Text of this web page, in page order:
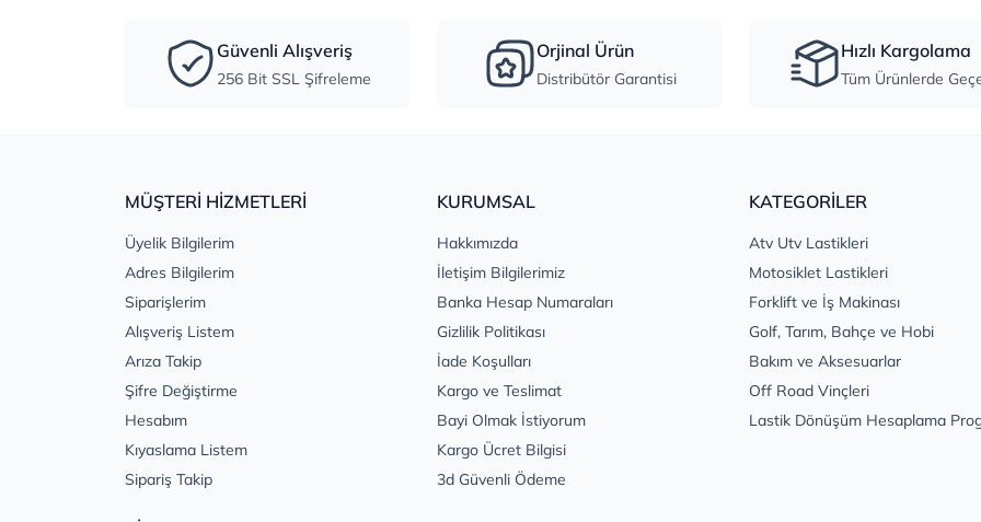
Güvenli Alışveriş
256 Bit SSL Şifreleme
Orjinal Ürün
Distribütör Garantisi
Hızlı Kargolama
Tüm Ürünlerde
MÜŞTERİ HİZMETLERİ
Üyelik Bilgilerim
Adres Bilgilerim
Siparişlerim
Alışveriş Listem
Arıza Takip
Şifre Değiştirme
Hesabım
Kıyaslama Listem
Sipariş Takip
KURUMSAL
Hakkımızda
İletişim Bilgilerimiz
Banka Hesap Numaraları
Gizlilik Politikası
İade Koşulları
Kargo ve Teslimat
Bayi Olmak İstiyorum
Kargo Ücret Bilgisi
3d Güvenli Ödeme
KATEGORİLER
Atv Utv Lastikleri
Motosiklet Lastikleri
Forklift ve İş Makinası
Golf, Tarım, Bahçe ve Hobi
Bakım ve Aksesuarlar
Off Road Vinçleri
Lastik Dönüşüm Hesaplama